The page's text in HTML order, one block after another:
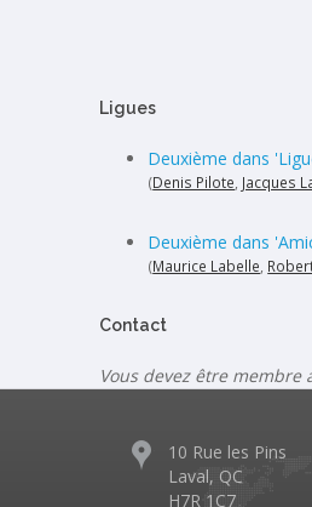
Ligues
Deuxième dans
(Denis Pilote Jacques
Deuxième dans
(Maurice Labelle,
Contact
Vous devez être
10 Rue les Pins
Laval, QC
H7R 1C7